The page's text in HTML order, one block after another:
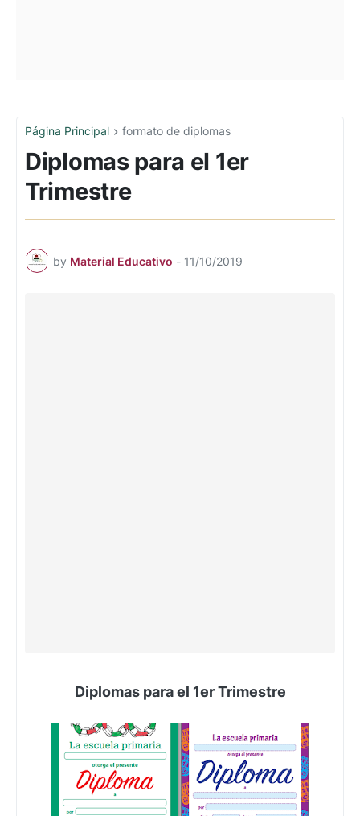
Página Principal formato de diplomas
Diplomas para el 1er
Trimestre
by Material Educativo - 11/10/2019
Diplomas para el 1er Trimestre